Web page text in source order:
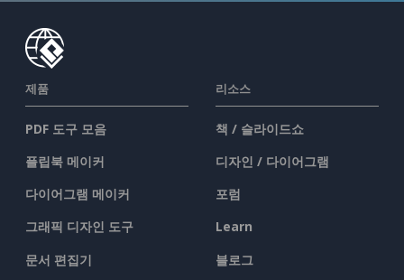
제품
PDF 도구 모음
플립북 메이커
다이어그램 메이커
그래픽 디자인 도구
문서 편집기
리소스
책 / 슬라이드쇼
디자인 / 다이어그램
포럼
Learn
블로그